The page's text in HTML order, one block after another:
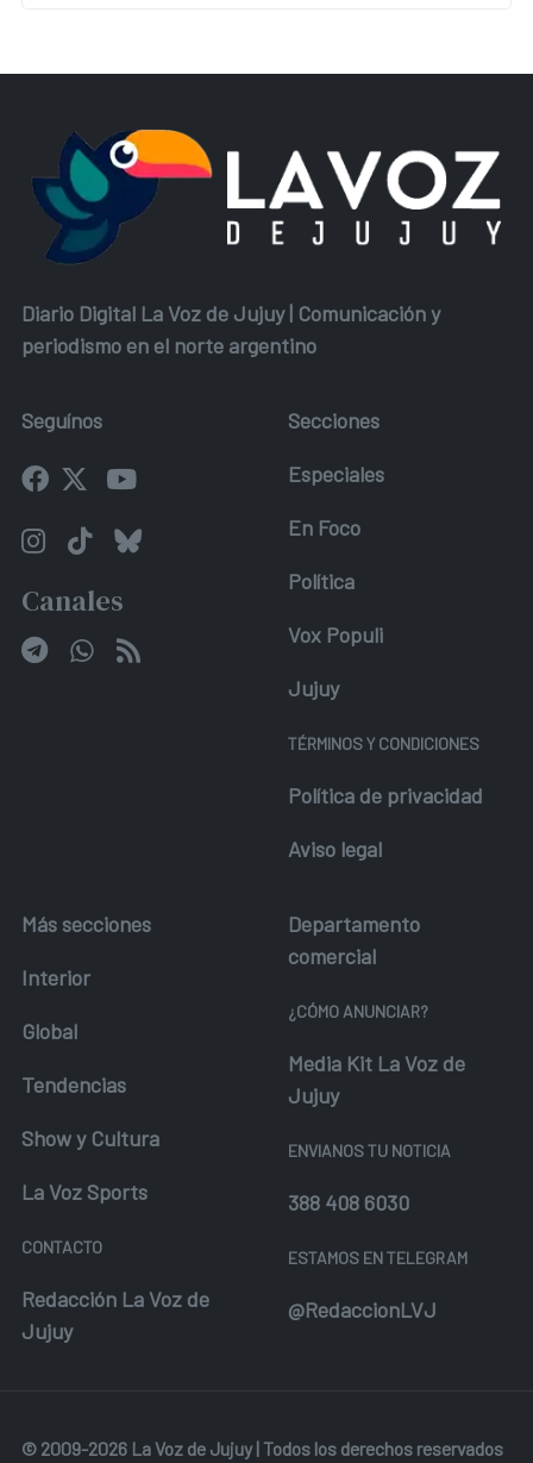
Diario Digital La Voz de Jujuy | Comunicación y
periodismo en el norte argentino
Seguínos
Canales
Secciones
Especiales
En Foco
Política
Vox Populi
Jujuy
TÉRMINOS Y CONDICIONES
Política de privacidad
Aviso legal
Más secciones
Interior
Global
Tendencias
Show y Cultura
La Voz Sports
CONTACTO
Redacción La Voz de
Jujuy
Departamento
comercial
¿CÓMO ANUNCIAR?
Media Kit La Voz de
Jujuy
ENVIANOS TU NOTICIA
388 408 6030
ESTAMOS EN TELEGRAM
@RedaccionLVJ
© 2009-2026 La Voz de Jujuy | Todos los derechos reservados